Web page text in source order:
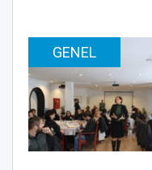
GENEL